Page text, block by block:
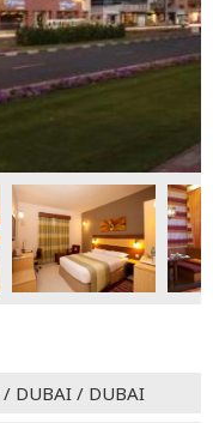
/ DUBAI / DUBAI